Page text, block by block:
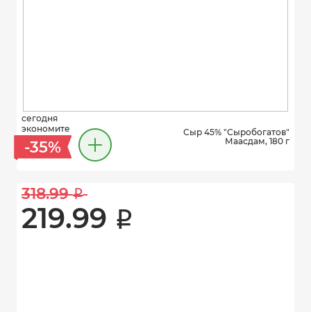
сегодня
экономите
-35%
Сыр 45% "Сыробогатов"
Маасдам, 180 г
318.99 i
219.99 i